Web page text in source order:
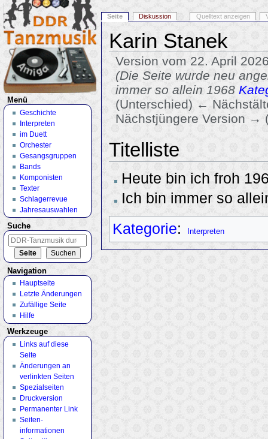
Karin Stanek
Version vom 22. April
(Die Seite wurde neu
immer so allein 1968
(Unterschied) ←
Nächstjüngere Version →
Titelliste
Heute bin ich froh
Ich bin immer so
Kategorie: Interpreten
Seite Diskussion Quelltext anzeigen
Menü
Geschichte
Interpreten
im Duett
Orchester
Gesangsgruppen
Bands
Komponisten
Texter
Schlagerrevue
Jahresauswahlen
Suche
Navigation
Hauptseite
Letzte Änderungen
Zufällige Seite
Hilfe
Werkzeuge
Links auf diese
Seite
Änderungen an
verlinkten Seiten
Spezialseiten
Druckversion
Permanenter Link
Seiten­
informationen